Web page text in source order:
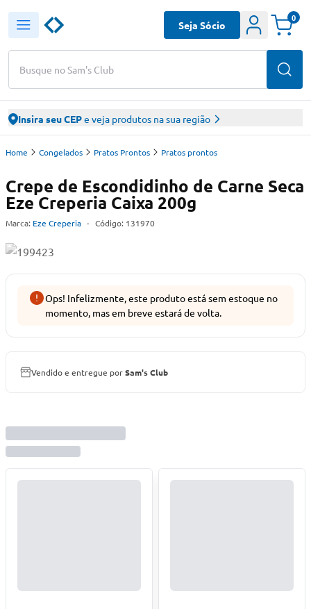
Busque no Sam's Club
Seja Sócio
0
Insira seu CEPe veja produtos na sua região
Home Congelados Pratos Prontos Pratos prontos
Crepe de Escondidinho de Carne Seca
Eze Creperia Caixa 200g
Marca: Eze Creperia - Código: 131970
Ops! Infelizmente, este produto está sem estoque no
momento, mas em breve estará de volta.
Vendido e entregue porSam's Club